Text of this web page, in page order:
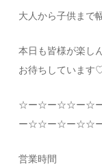
大人から子供まで
本日も皆様が楽し
お待ちしています
☆ー☆ー☆☆ー☆
ー☆☆ー☆ー☆☆
営業時間